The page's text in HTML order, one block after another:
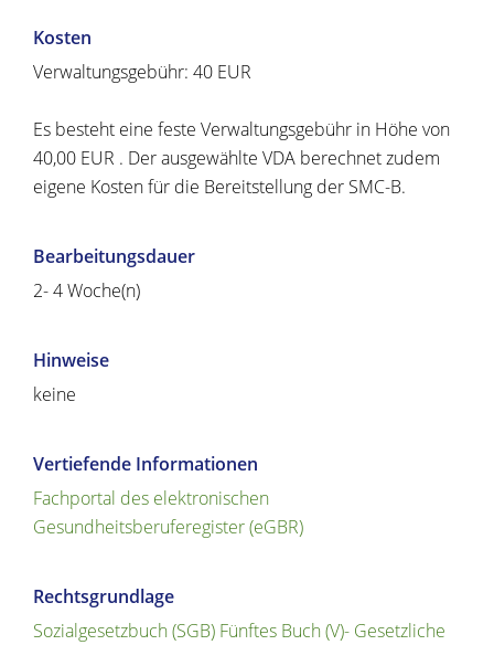
Kosten
Verwaltungsgebühr: 40 EUR
Es besteht eine feste Verwaltungsgebühr in Höhe von
40,00 EUR . Der ausgewählte VDA berechnet zudem
eigene Kosten für die Bereitstellung der SMC-B.
Bearbeitungsdauer
2- 4 Woche(n)
Hinweise
keine
Vertiefende Informationen
Fachportal des elektronischen
Gesundheitsberuferegister (eGBR)
Rechtsgrundlage
Sozialgesetzbuch (SGB) Fünftes Buch (V)- Gesetzliche